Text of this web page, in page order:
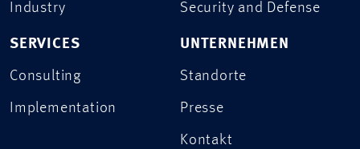
Industry
SERVICES
Consulting
Implementation
Security and Defense
UNTERNEHMEN
Standorte
Presse
Kontakt